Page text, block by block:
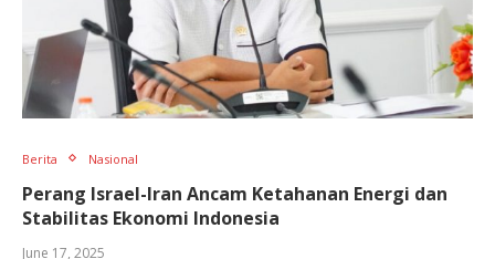
Berita Nasional
Perang Israel-Iran Ancam Ketahanan Energi dan
Stabilitas Ekonomi Indonesia
June 17, 2025